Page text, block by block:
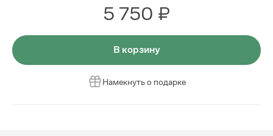
5 750 ₽
В корзину
Намекнуть о подарке